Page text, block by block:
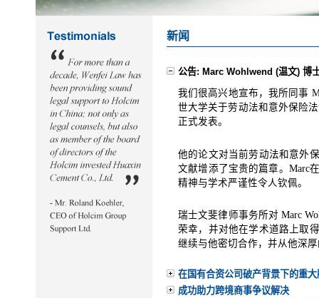
新闻
公告: Marc Wohlwend (温文) 博
我们很高兴地宣布 ，我所同事
世大学关于劳动法和意外保险
正式发表。
他的论文对当前劳动法和意外
文献增添了宝贵的篇章。 Marc
精神与学术严谨性令人钦佩。
瑞士文斐律师事务所对 Marc
荣幸，并对他在学术道路上取
继续与他密切合作，并从他深
在国有合资公司破产背景下的重大
成功助力跨境商事争议解决